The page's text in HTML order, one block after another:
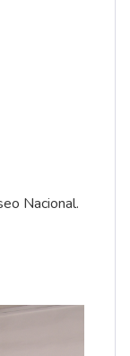
Nacional.